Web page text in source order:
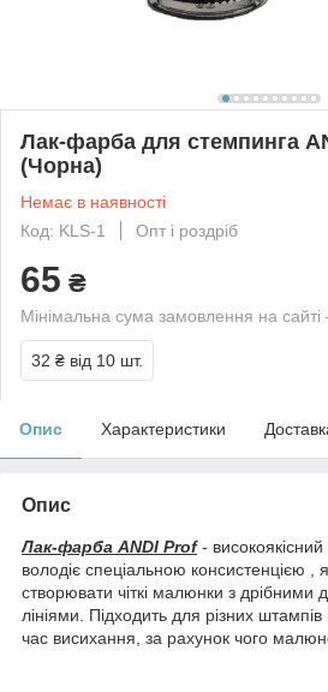
Лак-фарба для стемпинга
(Чорна)
Немає в наявності
Код: KLS-1
Опт і роздріб
65 ₴
Мінімальна сума замовлення на
32 ₴ від 10 шт.
Опис Характеристики
Опис
Лак-фарба ANDI Prof-
володіє спеціальною консистенцією ,
створювати чіткі малюнки з дрібними
лініями. Підходить для різних
час висихання, за рахунок чого